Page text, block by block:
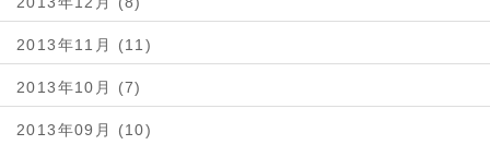
2013年11月 (11)
2013年10月 (7)
2013年09月 (10)